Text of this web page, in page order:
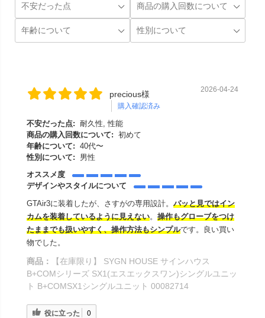
precious様
購入確認済み
2026-04-24
不安だった点: 耐久性, 性能
商品の購入回数について: 初めて
年齢について: 40代〜
性別について:
男性
オススメ度
デザインやスタイルについて
GTAir3に装着したが、さすがの専用設計。 パッと見ではイン
カムを装着しているように見えない。 操作もグローブをつけ
たままでも扱いやすく、操作方法もシンプルです。良い買い
物でした。
商品：
【在庫限り】 SYGN HOUSE サインハウス
B+COMシリーズ SX1(エスエックスワン)シングルユニッ
ト B+COMSX1シングルユニット 00082714
役に立った 0